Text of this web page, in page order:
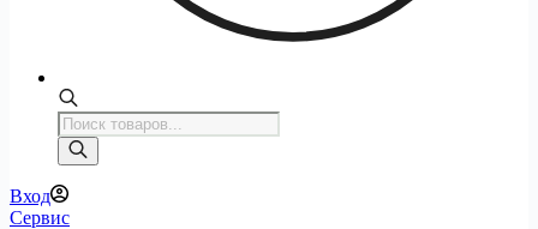
Поиск
товаров
Вход
Сервис